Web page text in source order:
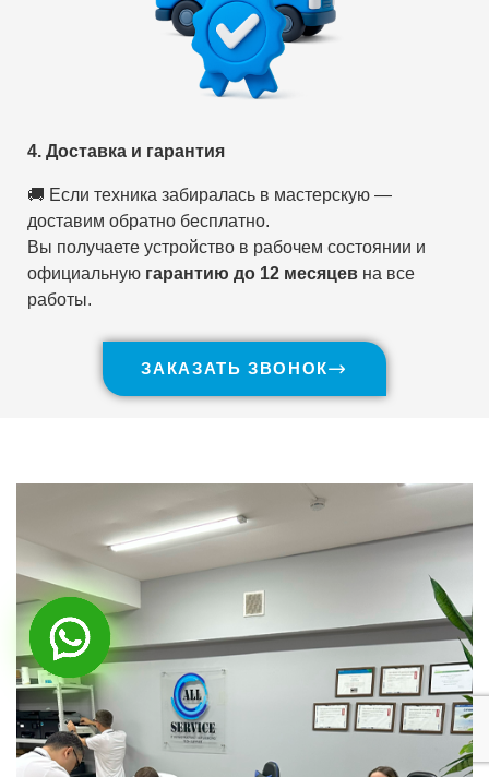
4. Доставка и гарантия
🚚 Если техника забиралась в мастерскую —
доставим обратно бесплатно.
Вы получаете устройство в рабочем состоянии и
официальную гарантию до 12 месяцев на все
работы.
ЗАКАЗАТЬ ЗВОНОК